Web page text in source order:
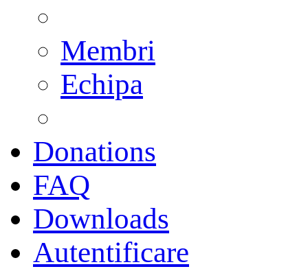
Membri
Echipa
Donations
FAQ
Downloads
Autentificare